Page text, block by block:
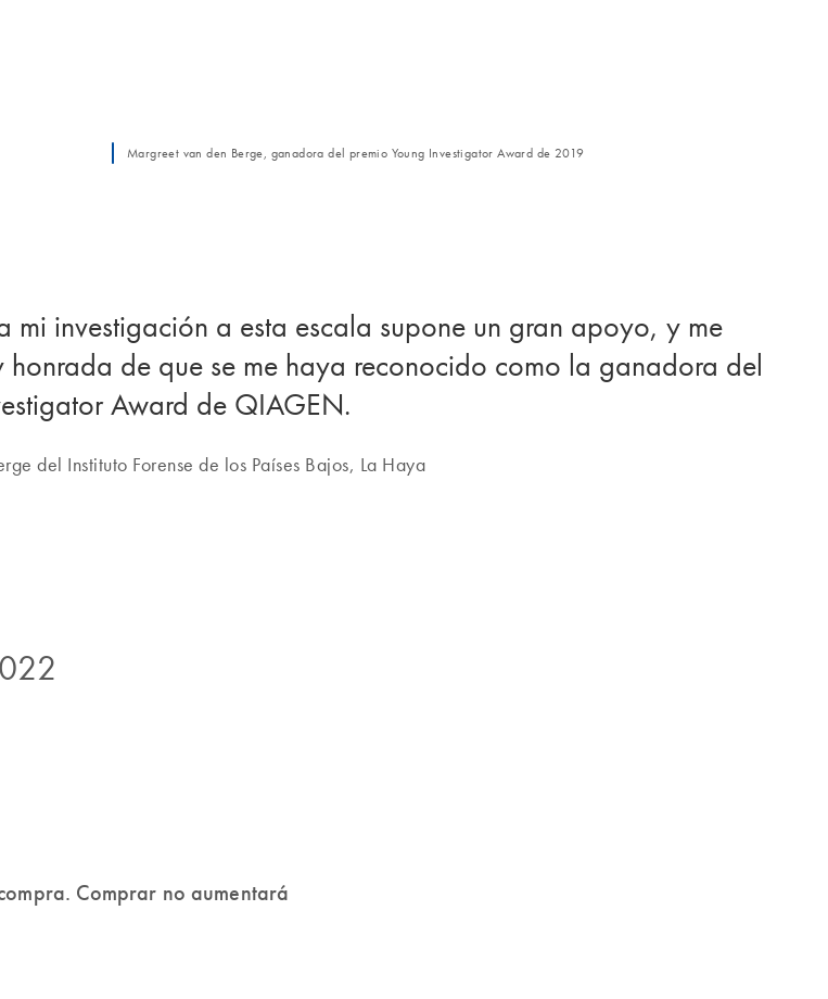
Margreet van den Berge, ganadora del premio Young Investigator Award de 2019
mi investigación a esta escala supone un gran apoyo, y me
honrada de que se me haya reconocido como la ganadora del
Award de QIAGEN.
del Instituto Forense de los Países Bajos, La Haya
Comprar no aumentará